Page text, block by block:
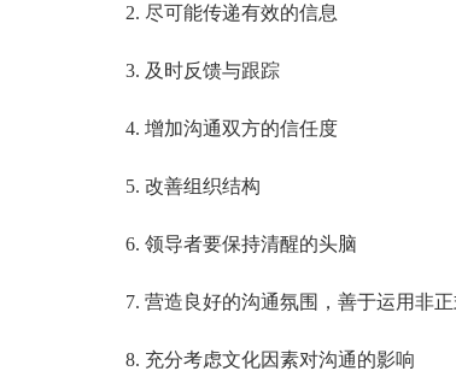
2. 尽可能传递有效的信息
3. 及时反馈与跟踪
4. 增加沟通双方的信任度
5. 改善组织结构
6. 领导者要保持清醒的头脑
7. 营造良好的沟通氛围，善于运用非正
8. 充分考虑文化因素对沟通的影响